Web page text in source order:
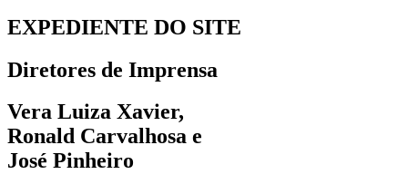
EXPEDIENTE DO SITE
Diretores de Imprensa
Vera Luiza Xavier,
Ronald Carvalhosa e
José Pinheiro